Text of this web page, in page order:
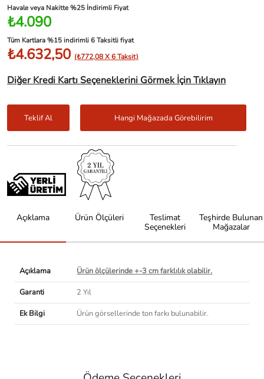
Havale veya Nakitte %25 İndirimli Fiyat
₺4.090
Tüm Kartlara %15 indirimli 6 Taksitli fiyat
₺4.632,50 (₺772,08 X 6 Taksit)
Diğer Kredi Kartı Seçeneklerini Görmek İçin Tıklayın
Teklif Al Hangi Mağazada Görebilirim
Açıklama Ürün Ölçüleri
Teslimat
Seçenekleri
Teşhirde Bulunan
Mağazalar
Açıklama
Ürün ölçülerinde +-3 cm farklılık olabilir.
Garanti
2 Yıl
Ek Bilgi
Ürün görsellerinde ton farkı bulunabilir.